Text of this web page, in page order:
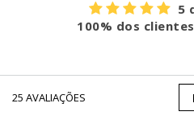
5
100% dos
25 AVALIAÇÕES